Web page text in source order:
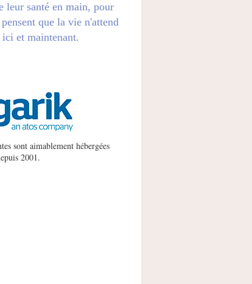
leur santé en main, pour
que la vie n'attend
ici et maintenant.
sont aimablement hébergées
2001.